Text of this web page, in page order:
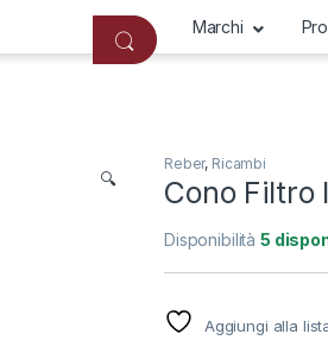
Marchi
🔍
Reber, Ricambi
Cono Filtro
Disponibilità5
Aggiungi alla